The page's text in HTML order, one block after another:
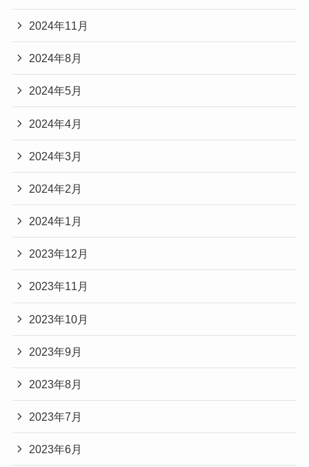
通常、入学試験や内部推薦によって入学
し、卒業まで同じ学校で学ぶことが特徴
す。
以上のことから
土居志央梨さんの出身中学も四天王寺中学である
可能性があると推測します。
土居志央梨の高校
等学校ということがわかりました。
しかし
かもしれない…もっと広い世界を見てみたい』
大学を探して色々なパンフレットを取り寄せた中
出願の決め手となったそう。
土居志央梨さんが京都芸術大学に凱旋した際に大
学を決めたきっかけについてお話しされていまし
た。
広い世界を見てみたい、という気持
たのが高校3年生の夏で、必死に今か
らでも受けられる大学を探して、い
ろいろパンフレットを取り寄せた中
で、一番きれいだったのが京都芸術
大学だったんです（笑）
2024年11月
2024年8月
2024年5月
2024年4月
2024年3月
2024年2月
2024年1月
2023年12月
2023年11月
2023年10月
2023年9月
2023年8月
2023年7月
2023年6月